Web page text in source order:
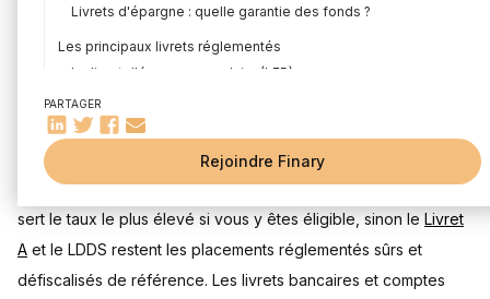
Livrets d'épargne : quelle garantie des fonds ?
Les principaux livrets réglementés
Le livret d'épargne populaire (LEP)
Le livret jeune
Le livret A
Le livret de développement durable et solidaire (LDDS)
Les principaux livrets boostés du marché
Super Livrets
Les comptes courants rémunérés
Quelles sont les alternatives aux livrets ?
PARTAGER
Rejoindre Finary
Mis à jour le 29 juillet 2026
Le meilleur livret d'épargne dépend de votre profil : leLEP
sert le taux le plus élevé si vous y êtes éligible, sinon le Livret
A et le LDDS restent les placements réglementés sûrs et
défiscalisés de référence. Les livrets bancaires et comptes